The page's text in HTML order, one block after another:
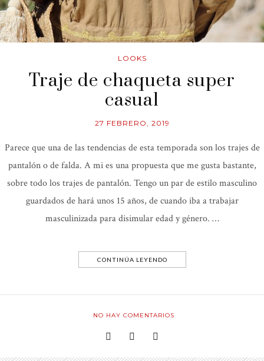
LOOKS
Traje de chaqueta super
casual
27 FEBRERO, 2019
Parece que una de las tendencias de esta temporada son los trajes de
pantalón o de falda. A mi es una propuesta que me gusta bastante,
sobre todo los trajes de pantalón. Tengo un par de estilo masculino
guardados de hará unos 15 años, de cuando iba a trabajar
masculinizada para disimular edad y género. …
CONTINÚA LEYENDO
NO HAY COMENTARIOS